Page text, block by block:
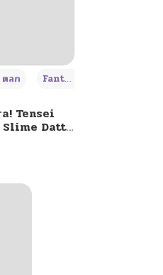
+4
ลก Fantasy แฟนตาซี
Tensei
Datta